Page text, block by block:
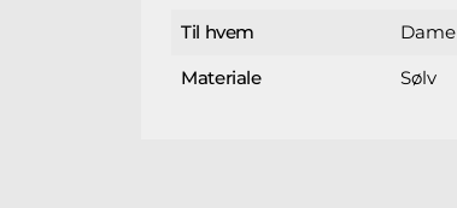
Til hvem Dame
Materiale Sølv